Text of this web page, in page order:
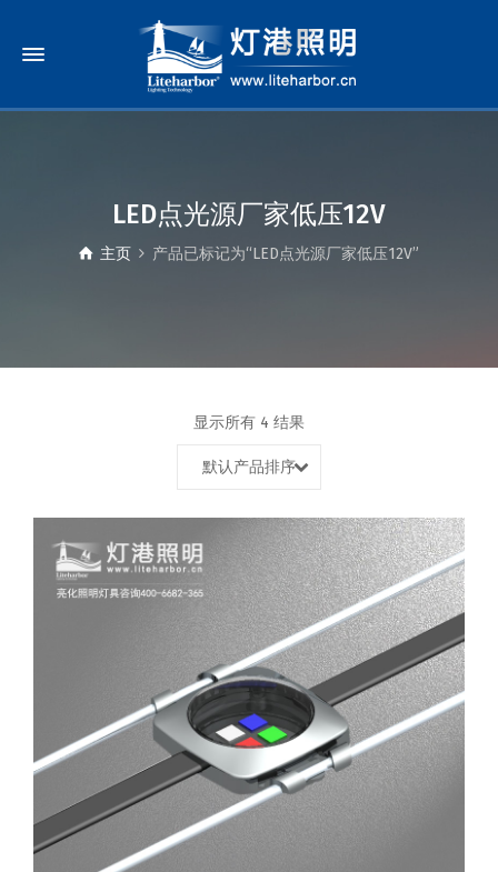
LED点光源厂家低压12V
主页 产品已标记为“LED点光源厂家低压12V”
显示所有 4 结果
默认产品排序